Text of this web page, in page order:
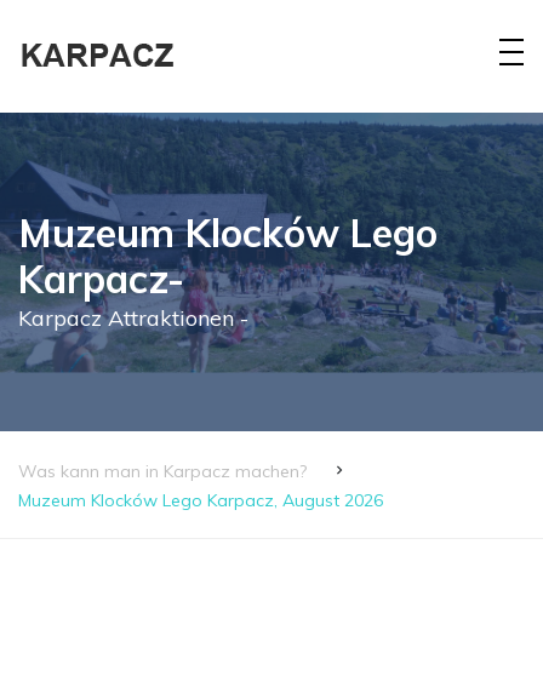
Muzeum Klocków Lego
Karpacz-
Karpacz Attraktionen -
Was kann man in Karpacz machen?
Muzeum Klocków Lego Karpacz, August 2026